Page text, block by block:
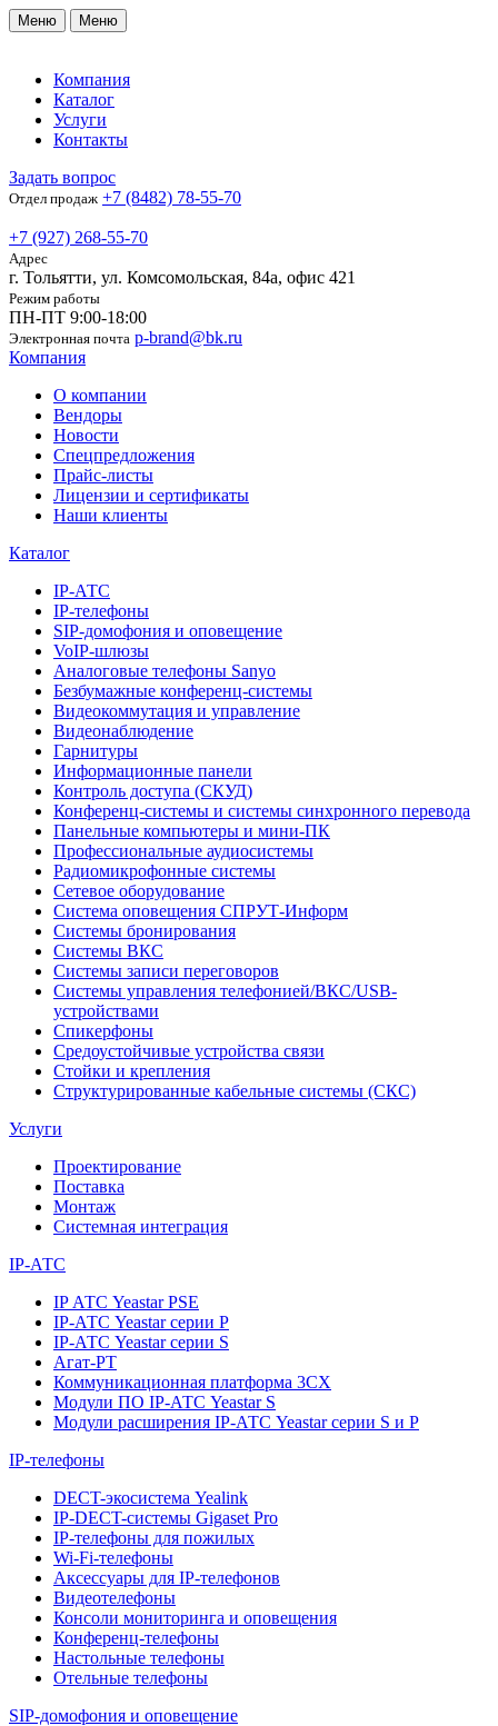
Меню Меню
Компания
Каталог
Услуги
Контакты
Задать вопрос
Отдел продаж +7 (8482) 78-55-70
+7 (927) 268-55-70
Адрес
г. Тольятти, ул. Комсомольская, 84а, офис 421
Режим работы
ПН-ПТ 9:00-18:00
Электронная почта p-brand@bk.ru
Компания
О компании
Вендоры
Новости
Спецпредложения
Прайс-листы
Лицензии и сертификаты
Наши клиенты
Каталог
IP-АТС
IP-телефоны
SIP-домофония и оповещение
VoIP-шлюзы
Аналоговые телефоны Sanyo
Безбумажные конференц-системы
Видеокоммутация и управление
Видеонаблюдение
Гарнитуры
Информационные панели
Контроль доступа (СКУД)
Конференц-системы и системы синхронного перевода
Панельные компьютеры и мини-ПК
Профессиональные аудиосистемы
Радиомикрофонные системы
Сетевое оборудование
Система оповещения СПРУТ-Информ
Системы бронирования
Системы ВКС
Системы записи переговоров
Системы управления телефонией/ВКС/USB-
устройствами
Спикерфоны
Средоустойчивые устройства связи
Стойки и крепления
Структурированные кабельные системы (СКС)
Услуги
Проектирование
Поставка
Монтаж
Системная интеграция
IP-АТС
IP АТС Yeastar PSE
IP-АТС Yeastar серии P
IP-АТС Yeastar серии S
Агат-РТ
Коммуникационная платформа 3CX
Модули ПО IP-АТС Yeastar S
Модули расширения IP-АТС Yeastar серии S и P
IP-телефоны
DECT-экосистема Yealink
IP-DECT-системы Gigaset Pro
IP-телефоны для пожилых
Wi-Fi-телефоны
Аксессуары для IP-телефонов
Видеотелефоны
Консоли мониторинга и оповещения
Конференц-телефоны
Настольные телефоны
Отельные телефоны
SIP-домофония и оповещение